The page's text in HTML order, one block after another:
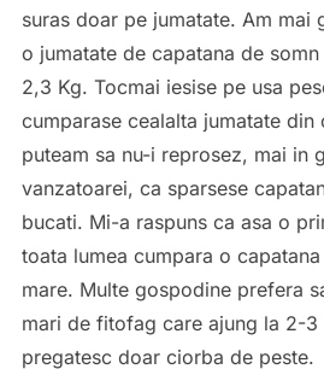
suras doar pe jumatate. Am mai
o jumatate de capatana de
2,3 Kg. Tocmai iesise pe usa
cumparase cealalta jumatate din
puteam sa nu-i reprosez, mai in
vanzatoarei, ca sparsese
bucati. Mi-a raspuns ca asa o
toata lumea cumpara o
mare. Multe gospodine prefera
mari de fitofag care ajung la 2-3
pregatesc doar ciorba de peste.